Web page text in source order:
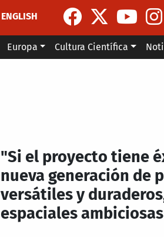
ENGLISH
Europa Cultura Científica
"Si el proyecto tiene
nueva generación de
versátiles y
espaciales